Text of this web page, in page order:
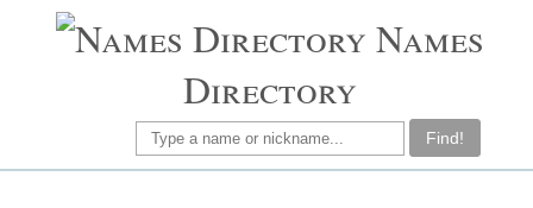
Names
Directory
Find!